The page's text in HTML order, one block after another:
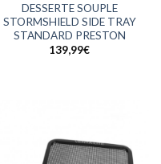
DESSERTE SOUPLE
STORMSHIELD SIDE TRAY
STANDARD PRESTON
139,99€